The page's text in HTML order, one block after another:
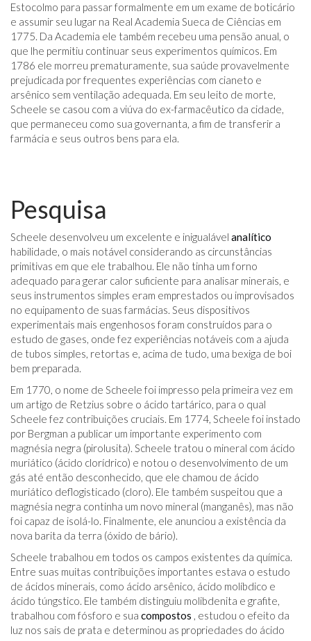
Estocolmo para passar formalmente em um exame de boticário
e assumir seu lugar na Real Academia Sueca de Ciências em
1775. Da Academia ele também recebeu uma pensão anual, o
que lhe permitiu continuar seus experimentos químicos. Em
1786 ele morreu prematuramente, sua saúde provavelmente
prejudicada por frequentes experiências com cianeto e
arsênico sem ventilação adequada. Em seu leito de morte,
Scheele se casou com a viúva do ex-farmacêutico da cidade,
que permaneceu como sua governanta, a fim de transferir a
farmácia e seus outros bens para ela.
Pesquisa
Scheele desenvolveu um excelente e inigualável analítico
habilidade, o mais notável considerando as circunstâncias
primitivas em que ele trabalhou. Ele não tinha um forno
adequado para gerar calor suficiente para analisar minerais, e
seus instrumentos simples eram emprestados ou improvisados ​​
no equipamento de suas farmácias. Seus dispositivos
experimentais mais engenhosos foram construídos para o
estudo de gases, onde fez experiências notáveis ​​com a ajuda
de tubos simples, retortas e, acima de tudo, uma bexiga de boi
bem preparada.
Em 1770, o nome de Scheele foi impresso pela primeira vez em
um artigo de Retzius sobre o ácido tartárico, para o qual
Scheele fez contribuições cruciais. Em 1774, Scheele foi instado
por Bergman a publicar um importante experimento com
magnésia negra (pirolusita). Scheele tratou o mineral com ácido
muriático (ácido clorídrico) e notou o desenvolvimento de um
gás até então desconhecido, que ele chamou de ácido
muriático deflogisticado (cloro). Ele também suspeitou que a
magnésia negra continha um novo mineral (manganês), mas não
foi capaz de isolá-lo. Finalmente, ele anunciou a existência da
nova barita da terra (óxido de bário).
Scheele trabalhou em todos os campos existentes da química.
Entre suas muitas contribuições importantes estava o estudo
de ácidos minerais, como ácido arsênico, ácido molíbdico e
ácido túngstico. Ele também distinguiu molibdenita e grafite,
trabalhou com fósforo e sua compostos , estudou o efeito da
luz nos sais de prata e determinou as propriedades do ácido